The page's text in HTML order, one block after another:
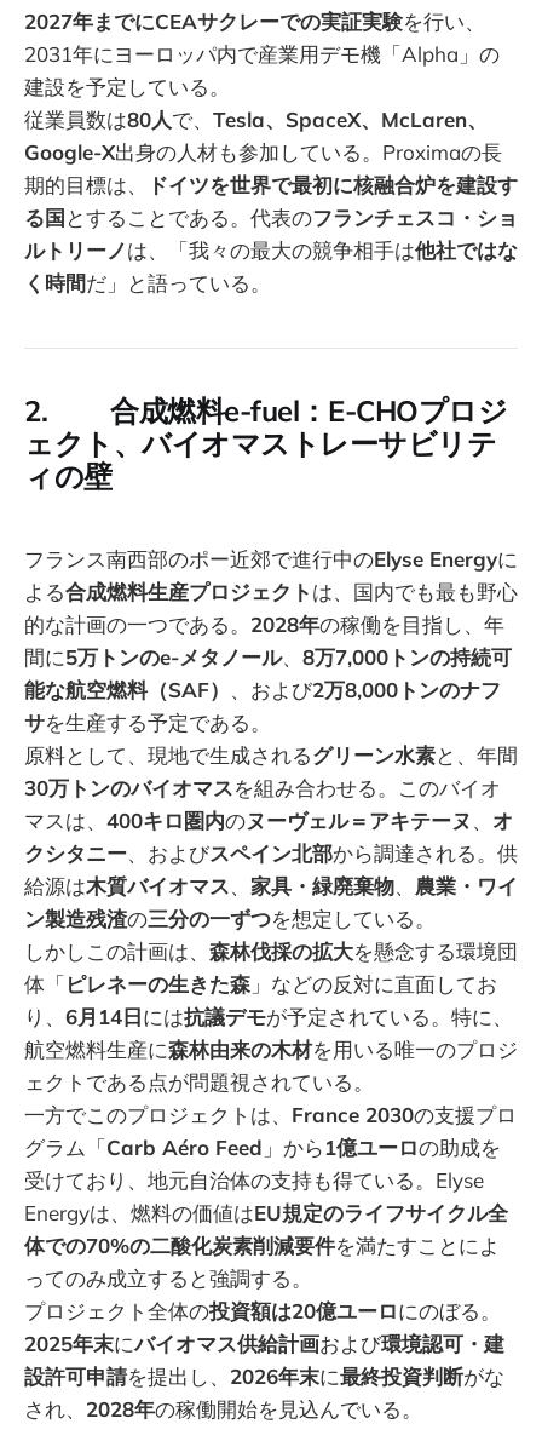
2027年までにCEAサクレーでの実証実験を行い、
2031年にヨーロッパ内で産業用デモ機「Alpha」の
建設を予定している。
従業員数は80人で、 Tesla、SpaceX、McLaren、
Google-X出身の人材も参加している。Proximaの長
期的目標は、
ドイツを世界で最初に核融合炉を建設す
る国とすることである。代表のフランチェスコ・ショ
ルトリーノは、「我々の最大の競争相手は他社ではな
く時間だ」と語っている。
2. 合成燃料e-fuel：E-CHOプロジ
ェクト、バイオマストレーサビリテ
ィの壁
フランス南西部のポー近郊で進行中のElyse Energyに
よる合成燃料生産プロジェクトは、国内でも最も野心
的な計画の一つである。 2028年の稼働を目指し、年
間に5万トンのe-メタノール、 8万7,000トンの持続可
能な航空燃料（SAF） 、および2万8,000トンのナフ
サを生産する予定である。
原料として、現地で生成されるグリーン水素と、年間
30万トンのバイオマスを組み合わせる。このバイオ
マスは、 400キロ圏内のヌーヴェル＝アキテーヌ、 オ
クシタニー、およびスペイン北部から調達される。供
給源は木質バイオマス、 家具・緑廃棄物、 農業・ワイ
ン製造残渣の三分の一ずつを想定している。
しかしこの計画は、 森林伐採の拡大を懸念する環境団
体「ピレネーの生きた森 」などの反対に直面してお
り、 6月14日には抗議デモが予定されている。特に、
航空燃料生産に森林由来の木材を用いる唯一のプロジ
ェクトである点が問題視されている。
一方でこのプロジェクトは、 France 2030の支援プロ
グラム「Carb Aéro Feed 」から1億ユーロの助成を
受けており、地元自治体の支持も得ている。Elyse
Energyは、燃料の価値はEU規定のライフサイクル全
体での70%の二酸化炭素削減要件を満たすことによ
ってのみ成立すると強調する。
プロジェクト全体の投資額は20億ユーロにのぼる。
2025年末にバイオマス供給計画および環境認可・建
設許可申請を提出し、 2026年末に最終投資判断がな
され、 2028年の稼働開始を見込んでいる。